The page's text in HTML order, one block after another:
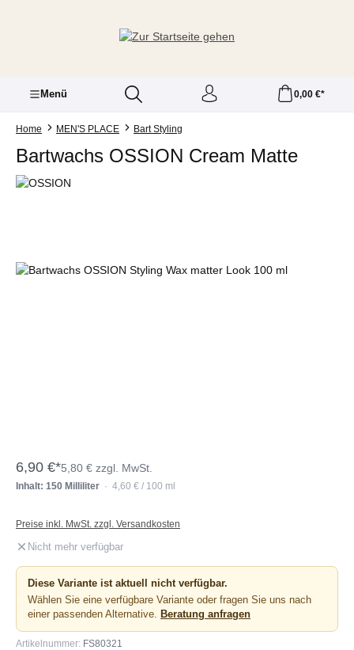
Menü 0,00 €*
Home MEN'S PLACE Bart Styling
Bartwachs OSSION Cream Matte
Bildergalerie überspringen
6,90 €*5,80 € zzgl. MwSt.
Inhalt: 150 Milliliter · 4,60 € / 100 ml
Preise inkl. MwSt. zzgl. Versandkosten
Nicht mehr verfügbar
Diese Variante ist aktuell nicht verfügbar.
Wählen Sie eine verfügbare Variante oder fragen Sie uns nach
einer passenden Alternative.
Beratung anfragen
Artikelnummer: FS80321